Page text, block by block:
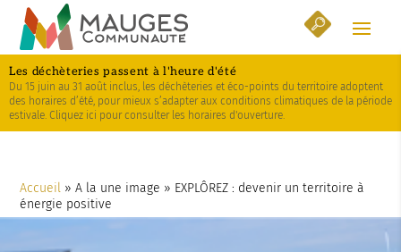
Skip
Aller
navigation
Plan
Les déchèteries passent à l'heure d'été
Du 15 juin au 31 août inclus, les déchèteries et éco-points du territoire adoptent
des horaires d’été, pour mieux s’adapter aux conditions climatiques de la période
estivale. Cliquez ici pour consulter les horaires d'ouverture.
Accueil »A la une image » EXPLÔREZ : devenir un territoire à
énergie positive